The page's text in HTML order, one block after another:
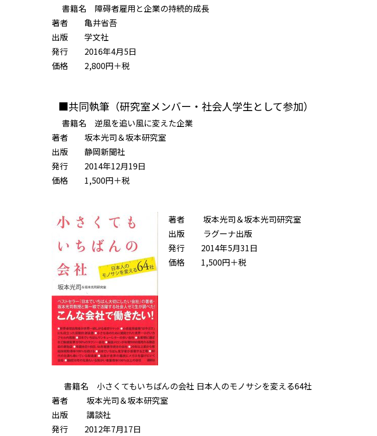
書籍名 障碍者雇用と企業の持続的成長
著者 亀井省吾
出版 学文社
発行 2016年4月5日
価格 2,800円＋税
■共同執筆（研究室メンバー・社会人学生として参加）
書籍名 逆風を追い風に変えた企業
著者 坂本光司＆坂本研究室
出版 静岡新聞社
発行 2014年12月19日
価格 1,500円＋税
著者 坂本光司＆坂本光司研究室
出版 ラグーナ出版
発行 2014年5月31日
価格 1,500円＋税
書籍名 小さくてもいちばんの会社 日本人のモノサシを変える64社
著者 坂本光司＆坂本研究室
出版 講談社
発行 2012年7月17日